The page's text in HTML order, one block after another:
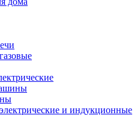
и индукционные